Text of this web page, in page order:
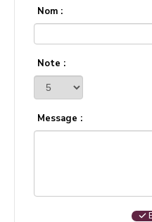
Nom :
Note :
Message :